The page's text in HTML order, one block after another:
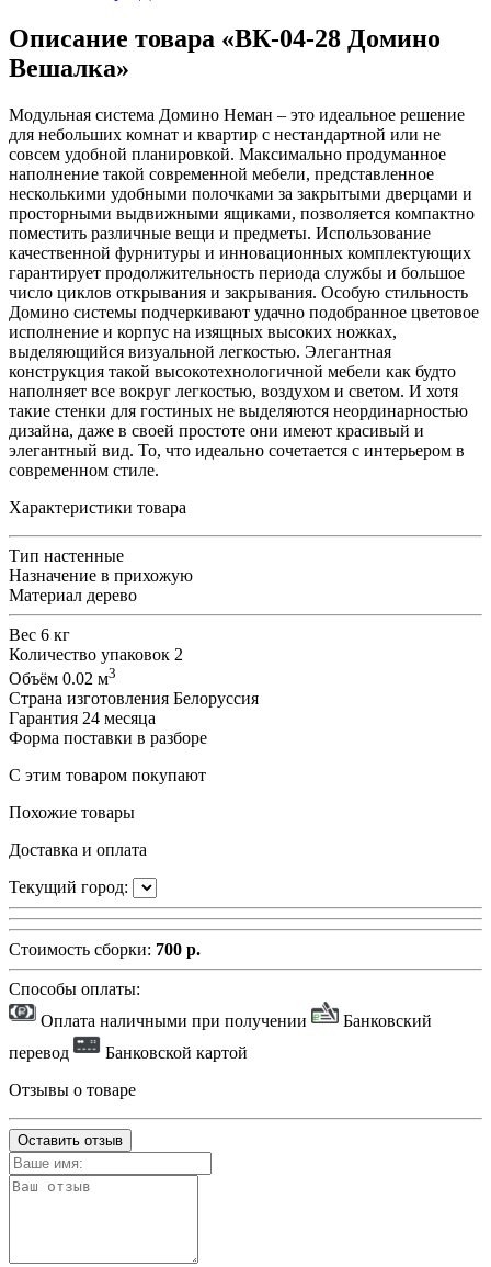
Описание товара «ВК-04-28 Домино
Вешалка»
Модульная система Домино Неман – это идеальное решение
для небольших комнат и квартир с нестандартной или не
совсем удобной планировкой. Максимально продуманное
наполнение такой современной мебели, представленное
несколькими удобными полочками за закрытыми дверцами и
просторными выдвижными ящиками, позволяется компактно
поместить различные вещи и предметы. Использование
качественной фурнитуры и инновационных комплектующих
гарантирует продолжительность периода службы и большое
число циклов открывания и закрывания. Особую стильность
Домино системы подчеркивают удачно подобранное цветовое
исполнение и корпус на изящных высоких ножках,
выделяющийся визуальной легкостью. Элегантная
конструкция такой высокотехнологичной мебели как будто
наполняет все вокруг легкостью, воздухом и светом. И хотя
такие стенки для гостиных не выделяются неординарностью
дизайна, даже в своей простоте они имеют красивый и
элегантный вид. То, что идеально сочетается с интерьером в
современном стиле.
Характеристики товара
Тип настенные
Назначение в прихожую
Материал дерево
Вес 6 кг
Количество упаковок 2
Объём 0.02 м3
Страна изготовления Белоруссия
Гарантия 24 месяца
Форма поставки в разборе
С этим товаром покупают
Похожие товары
Доставка и оплата
Текущий город:
Стоимость сборки: 700 р.
Способы оплаты:
Оплата наличными при получении
Банковский
перевод
Банковской картой
Отзывы о товаре
Оставить отзыв